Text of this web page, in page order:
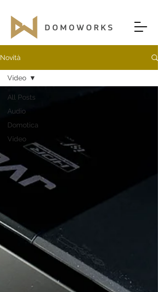
Novità
All Posts
Audio
Domotica
Video
Video